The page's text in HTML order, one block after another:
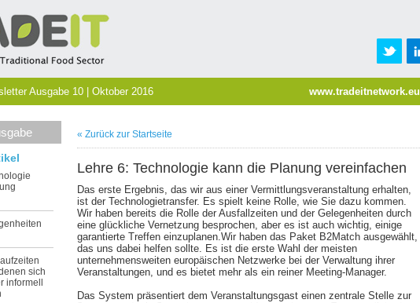
Ausgabe 10 | Oktober 2016 www.tradeitnetwork.eu
sich
informell
« Zurück zur Startseite
Lehre 6: Technologie kann die Planung vereinfachen
Das erste Ergebnis, das wir aus einer Vermittlungsveranstaltung erhalten,
ist der Technologietransfer. Es spielt keine Rolle, wie Sie dazu kommen.
Wir haben bereits die Rolle der Ausfallzeiten und der Gelegenheiten durch
eine glückliche Vernetzung besprochen, aber es ist auch wichtig, einige
garantierte Treffen einzuplanen.Wir haben das Paket B2Match ausgewählt,
das uns dabei helfen sollte. Es ist die erste Wahl der meisten
unternehmensweiten europäischen Netzwerke bei der Verwaltung ihrer
Veranstaltungen, und es bietet mehr als ein reiner Meeting-Manager.
Das System präsentiert dem Veranstaltungsgast einen zentrale Stelle zur